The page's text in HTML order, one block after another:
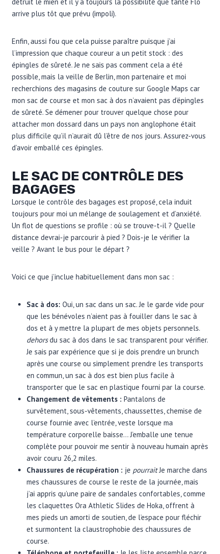
arrive plus tôt que prévu (impoli).
Enfin, aussi fou que cela puisse paraître puisque j’ai
l’impression que chaque coureur a un petit stock : des
épingles de sûreté. Je ne sais pas comment cela a été
possible, mais la veille de Berlin, mon partenaire et moi
recherchions des magasins de couture sur Google Maps car
mon sac de course et mon sac à dos n’avaient pas d’épingles
de sûreté. Se démener pour trouver quelque chose pour
attacher mon dossard dans un pays non anglophone était
plus difficile qu’il n’aurait dû l’être de nos jours. Assurez-vous
d’avoir emballé ces épingles.
LE SAC DE CONTRÔLE DES
BAGAGES
Lorsque le contrôle des bagages est proposé, cela induit
toujours pour moi un mélange de soulagement et d’anxiété.
Un flot de questions se profile : où se trouve-t-il ? Quelle
distance devrai-je parcourir à pied ? Dois-je le vérifier la
veille ? Avant le bus pour le départ ?
Voici ce que j’inclue habituellement dans mon sac :
Sac à dos: Oui, un sac dans un sac. Je le garde vide pour
que les bénévoles n’aient pas à fouiller dans le sac à
dos et à y mettre la plupart de mes objets personnels.
dehorsdu sac à dos dans le sac transparent pour vérifier.
Je sais par expérience que si je dois prendre un brunch
après une course ou simplement prendre les transports
en commun, un sac à dos est bien plus facile à
transporter que le sac en plastique fourni par la course.
Changement de vêtements : Pantalons de
survêtement, sous-vêtements, chaussettes, chemise de
course fournie avec l’entrée, veste lorsque ma
température corporelle baisse… J’emballe une tenue
complète pour pouvoir me sentir à nouveau humain après
avoir couru 26,2 miles.
Chaussures de récupération : je pourraitJe marche dans
mes chaussures de course le reste de la journée, mais
j’ai appris qu’une paire de sandales confortables, comme
les claquettes Ora Athletic Slides de Hoka, offrent à
mes pieds un amorti de soutien, de l’espace pour fléchir
et surmontent la claustrophobie des chaussures de
course.